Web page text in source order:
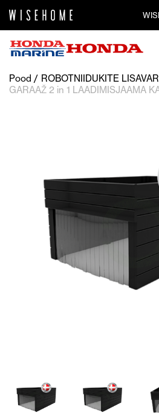
Pood
ROBOTNIIDUKITE
GARAAŽ 2 in 1 LAADIMISJAAMA